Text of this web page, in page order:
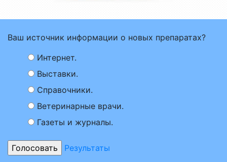
Ваш источник информации о новых препаратах?
Интернет.
Выставки.
Справочники.
Ветеринарные врачи.
Газеты и журналы.
Результаты